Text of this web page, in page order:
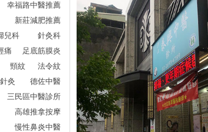
幸福路中醫推薦
新莊減肥推薦
兒科
針灸科
痛
足底筋膜炎
頸紋
法令紋
針灸
德佐中醫
三民區中醫診所
高雄推拿按摩
慢性鼻炎中醫